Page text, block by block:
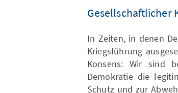
Gesellschaftlicher
In Zeiten, in denen
Kriegsführung
Konsens: Wir sind
Demokratie die
Schutz und zur